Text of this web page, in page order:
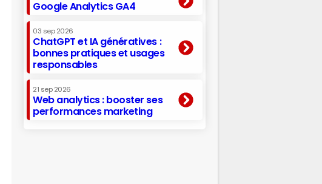
Google Analytics GA4
03 sep 2026
ChatGPT et IA génératives :
bonnes pratiques et usages
responsables
21 sep 2026
Web analytics : booster ses
performances marketing